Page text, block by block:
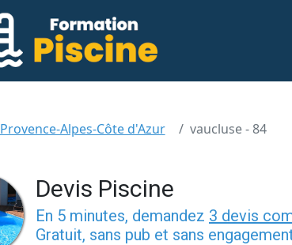
Provence-Alpes-Côte d'Azur vaucluse - 84
Devis Piscine
En 5 minutes, demandez 3 devis
Gratuit, sans pub et sans